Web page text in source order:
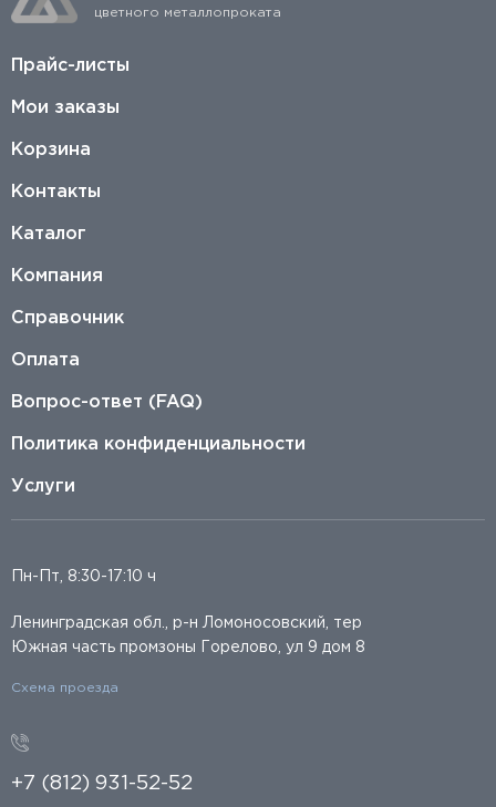
цветного металлопроката
Прайс-листы
Мои заказы
Корзина
Контакты
Каталог
Компания
Справочник
Оплата
Вопрос-ответ (FAQ)
Политика конфиденциальности
Услуги
Пн-Пт, 8:30-17:10 ч
Ленинградская обл., р-н Ломоносовский, тер
Южная часть промзоны Горелово, ул 9 дом 8
Схема проезда
+7 (812) 931-52-52